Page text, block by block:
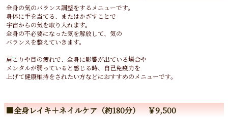
全身の気のバランス調整をするメニューです。
身体に手を当てる、またはかざすことで
宇宙からの気を取り入れます。
全身の不必要になった気を解放して、気の
バランスを整えていきます。
肩こりや目の疲れで、全身に影響が出ている場合や
メンタルが弱っていると感じる時、自己免疫力を
上げて健康維持をされたい方などにおすすめのメニューです。
■全身レイキ＋ネイルケア（約180分） ￥9,500